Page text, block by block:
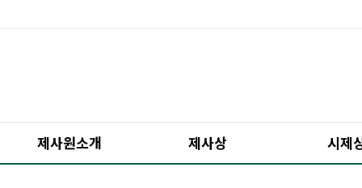
제사원소개 제사상 시제